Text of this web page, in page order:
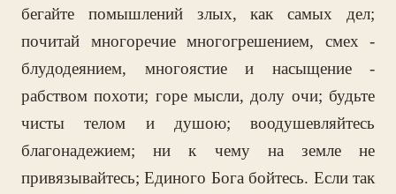
бегайте помышлений злых, как самых дел;
почитай многоречие многогрешением, смех -
блудодеянием, многоястие и насыщение -
рабством похоти; горе мысли, долу очи; будьте
чисты телом и душою; воодушевляйтесь
благонадежием; ни к чему на земле не
привязывайтесь; Единого Бога бойтесь. Если так